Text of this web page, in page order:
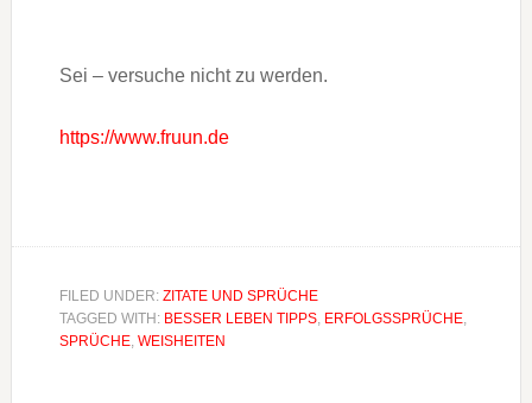
Sei – versuche nicht zu werden.
https://www.fruun.de
FILED UNDER: ZITATE UND SPRÜCHE
TAGGED WITH: BESSER LEBEN TIPPS, ERFOLGSSPRÜCHE,
SPRÜCHE, WEISHEITEN